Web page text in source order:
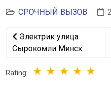
СРОЧНЫЙ ВЫЗОВ
Предыдущий: Электрик
Электрик улица
Сырокомли Минск
Rating: